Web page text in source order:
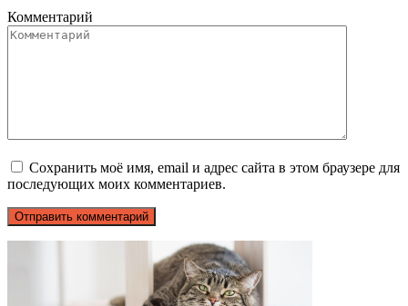
Комментарий
Сохранить моё имя, email и адрес сайта в этом браузере для
последующих моих комментариев.